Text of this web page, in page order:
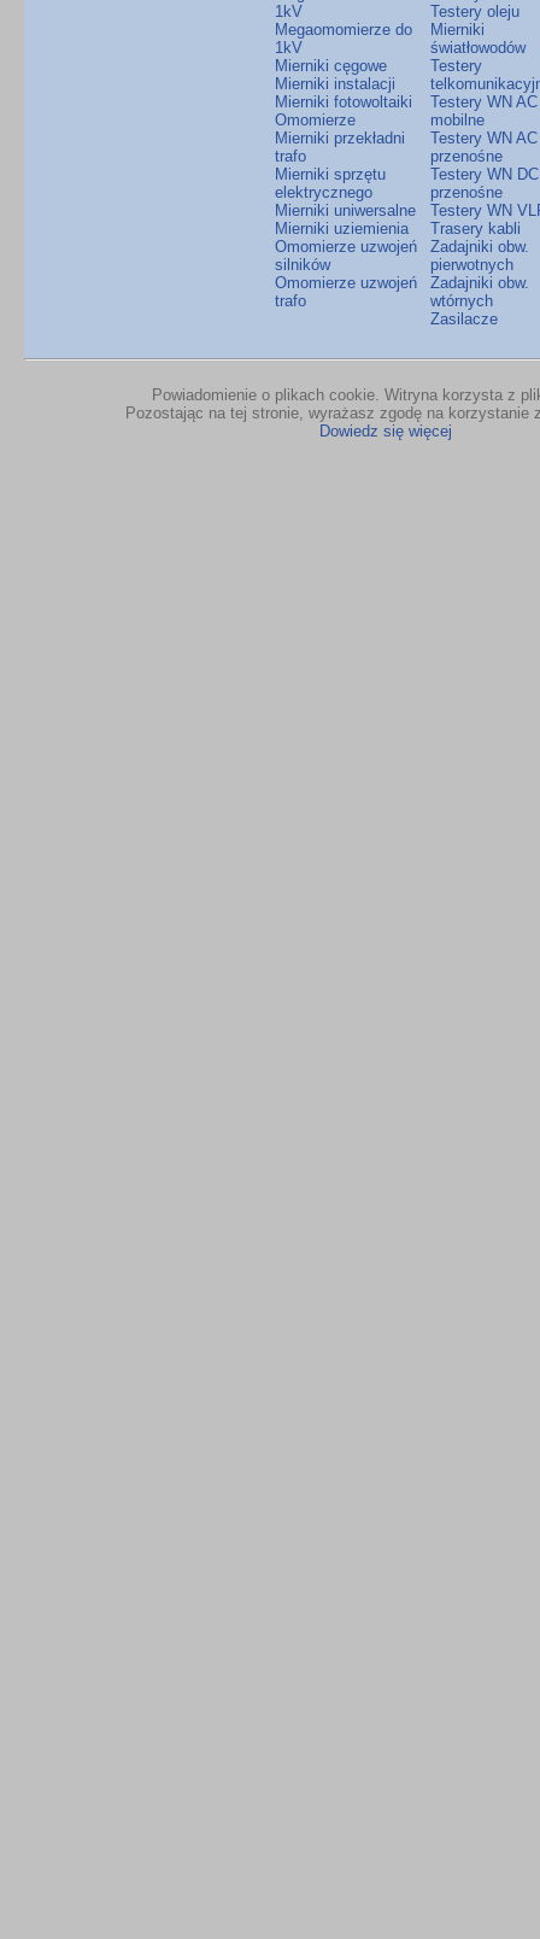
1kV
Megaomomierze do
1kV
Mierniki cęgowe
Mierniki instalacji
Mierniki fotowoltaiki
Omomierze
Mierniki przekładni
trafo
Mierniki sprzętu
elektrycznego
Mierniki uniwersalne
Mierniki uziemienia
Omomierze uzwojeń
silników
Omomierze uzwojeń
trafo
Testery oleju
Mierniki
światłowodów
Testery
Testery WN AC
mobilne
Testery WN AC
przenośne
Testery WN DC
przenośne
Testery WN
Trasery kabli
Zadajniki obw.
pierwotnych
Zadajniki obw.
wtórnych
Zasilacze
Powiadomienie o plikach cookie. Witryna korzysta z
Pozostając na tej stronie, wyrażasz zgodę na korzystanie
Dowiedz się więcej